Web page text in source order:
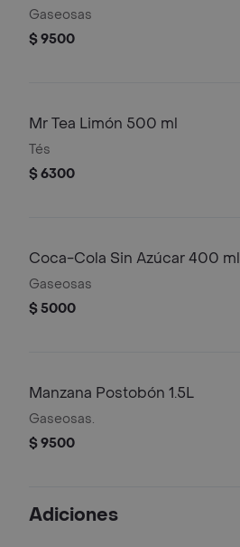
Gaseosas
$ 9500
Mr Tea Limón 500 ml
Tés
$ 6300
Coca-Cola Sin Azúcar 400 ml
Gaseosas
$ 5000
Manzana Postobón 1.5L
Gaseosas.
$ 9500
Adiciones